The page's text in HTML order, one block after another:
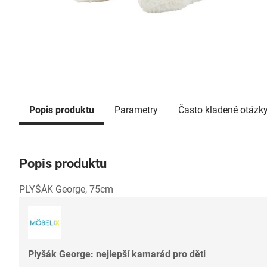
Popis produktu Parametry Často kladené
Popis produktu
PLYŠÁK George, 75cm
Plyšák George: nejlepší kamarád pro děti